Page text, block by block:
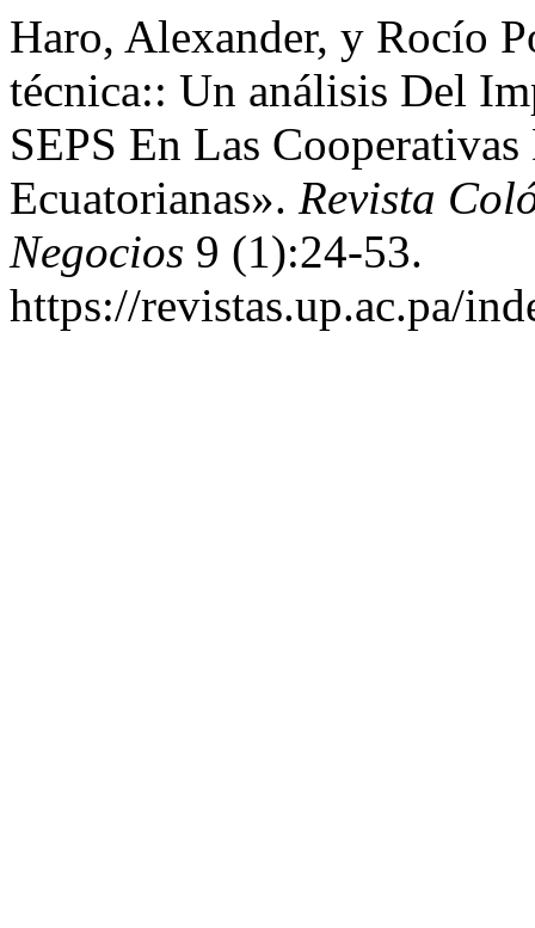
Haro, Alexander, y Rocío
técnica:: Un análisis Del
SEPS En Las
Ecuatorianas». Revista
Negocios 9 (1):24-53.
https://revistas.up.ac.pa/